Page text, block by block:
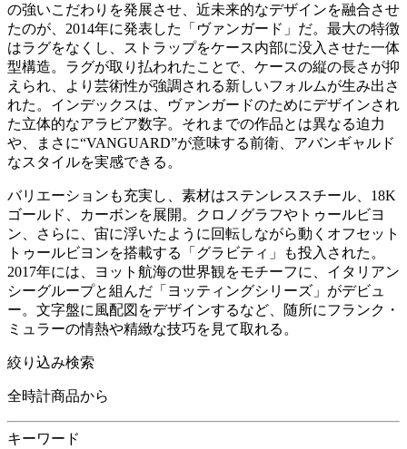
の強いこだわりを発展させ、近未来的なデザインを融合させ
たのが、2014年に発表した「ヴァンガード」だ。最大の特徴
はラグをなくし、ストラップをケース内部に没入させた一体
型構造。ラグが取り払われたことで、ケースの縦の長さが抑
えられ、より芸術性が強調される新しいフォルムが生み出さ
れた。インデックスは、ヴァンガードのためにデザインされ
た立体的なアラビア数字。それまでの作品とは異なる迫力
や、まさに“VANGUARD”が意味する前衛、アバンギャルド
なスタイルを実感できる。
バリエーションも充実し、素材はステンレススチール、18K
ゴールド、カーボンを展開。クロノグラフやトゥールビヨ
ン、さらに、宙に浮いたように回転しながら動くオフセット
トゥールビヨンを搭載する「グラビティ」も投入された。
2017年には、ヨット航海の世界観をモチーフに、イタリアン
シーグループと組んだ「ヨッティングシリーズ」がデビュ
ー。文字盤に風配図をデザインするなど、随所にフランク・
ミュラーの情熱や精緻な技巧を見て取れる。
絞り込み検索
全時計商品から
キーワード